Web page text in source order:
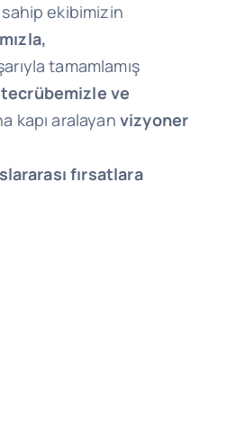
ekibimizin
tamamlamış
tecrübemizle ve
kapı aralayan vizyoner
fırsatlara